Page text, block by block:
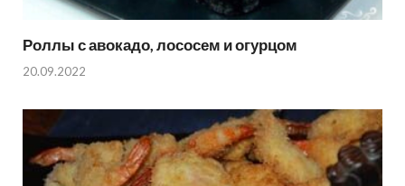
Роллы с авокадо, лососем и огурцом
20.09.2022